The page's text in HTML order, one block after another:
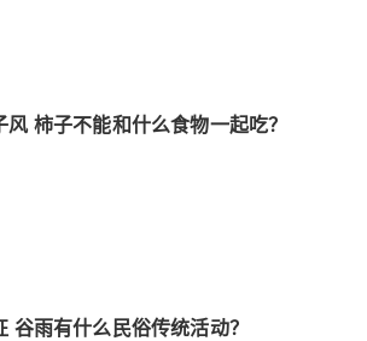
柿子不能和什么食物一起吃？
谷雨有什么民俗传统活动？